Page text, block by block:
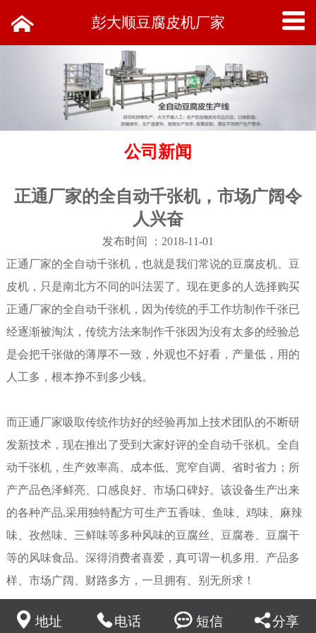
彭大顺豆腐皮机厂家
公司新闻
正通厂家的全自动千张机，市场广阔令
人兴奋
发布时间 ：2018-11-01
正通厂家的全自动千张机，也就是我们常说的豆腐皮机、豆
皮机，只是南北方不同的叫法罢了。现在更多的人选择购买
正通厂家的全自动千张机，因为传统的手工作坊制作千张已
经逐渐被淘汰，传统方法来制作千张因为没有太多的经验总
是会把千张做的薄厚不一致，外观也不好看，产量低，用的
人工多，根本挣不到多少钱。
而正通厂家吸取传统作坊好的经验再加上技术团队的不断研
发新技术，现在推出了受到大家好评的全自动千张机。全自
动千张机，生产效率高、成本低、宽窄自调、省时省力；所
产产品色泽鲜亮、口感良好、市场口碑好。该设备生产出来
的各种产品,采用独特配方可生产五香味、鱼味、鸡味、麻辣
味、孜然味、三鲜味等多种风味的豆腐丝、豆腐卷、豆腐干
等的风味食品。深得消费者喜爱，真可谓一机多用、产品多
样、市场广阔、财路多方，一旦拥有、别无所求！
地址 电话 短信 分享